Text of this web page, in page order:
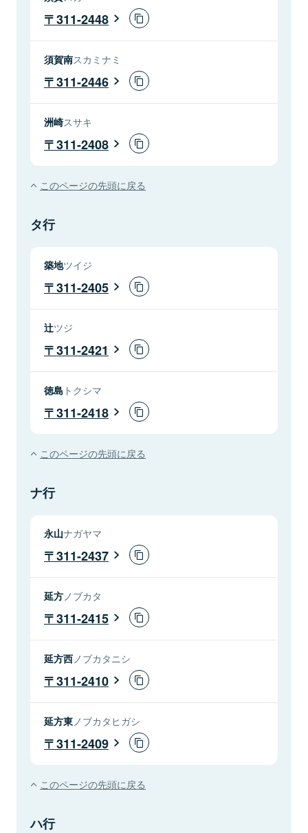
311-2448
須賀南スカミナミ
311-2446
洲崎スサキ
311-2408
このページの先頭に戻る
タ行
築地ツイジ
311-2405
辻ツジ
311-2421
徳島 トクシマ
311-2418
このページの先頭に戻る
ナ行
永山ナガヤマ
311-2437
延方 ノブカタ
311-2415
延方西 ノブカタニシ
311-2410
延方東 ノブカタヒガシ
311-2409
このページの先頭に戻る
ハ行